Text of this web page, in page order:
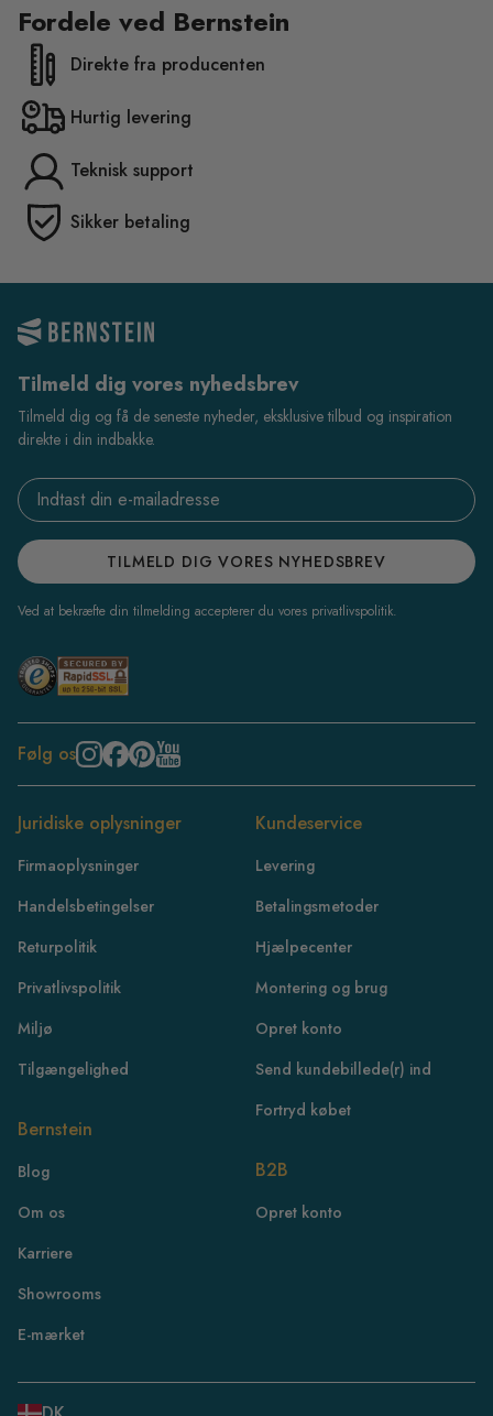
Fordele ved Bernstein
Direkte fra producenten
Hurtig levering
Teknisk support
Sikker betaling
Tilmeld dig vores nyhedsbrev
Tilmeld dig og få de seneste nyheder, eksklusive tilbud og inspiration
direkte i din indbakke.
Email address
TILMELD DIG VORES NYHEDSBREV
Ved at bekræfte din tilmelding accepterer du vores privatlivspolitik.
Følg os
Juridiske oplysninger
Firmaoplysninger
Handelsbetingelser
Returpolitik
Privatlivspolitik
Miljø
Tilgængelighed
Bernstein
Blog
Om os
Karriere
Showrooms
E-mærket
Kundeservice
Levering
Betalingsmetoder
Hjælpecenter
Montering og brug
Opret konto
Send kundebillede(r) ind
Fortryd købet
B2B
Opret konto
IE
IT
NL
ES